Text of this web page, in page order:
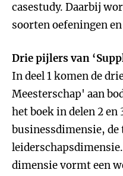
casestudy. Daarbij
soorten oefeningen
Drie pijlers van
In deel 1 komen de
Meesterschap' aan
het boek in delen 2
businessdimensie, de
dimensie vormt een